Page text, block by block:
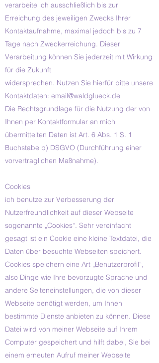
verarbeite ich ausschließlich bis zur
Erreichung des jeweiligen Zwecks Ihrer
Kontaktaufnahme, maximal jedoch bis zu 7
Tage nach Zweckerreichung. Dieser
Verarbeitung können Sie jederzeit mit Wirkung
für die Zukunft
widersprechen. Nutzen Sie hierfür bitte unsere
Kontaktdaten: email@waldglueck.de
Die Rechtsgrundlage für die Nutzung der von
Ihnen per Kontaktformular an mich
übermittelten Daten ist Art. 6 Abs. 1 S. 1
Buchstabe b) DSGVO (Durchführung einer
vorvertraglichen Maßnahme).
Cookies
ich benutze zur Verbesserung der
Nutzerfreundlichkeit auf dieser Webseite
sogenannte „Cookies“. Sehr vereinfacht
gesagt ist ein Cookie eine kleine Textdatei, die
Daten über besuchte Webseiten speichert.
Cookies speichern eine Art „Benutzerprofil“,
also Dinge wie Ihre bevorzugte Sprache und
andere Seiteneinstellungen, die von dieser
Webseite benötigt werden, um Ihnen
bestimmte Dienste anbieten zu können. Diese
Datei wird von meiner Webseite auf Ihrem
Computer gespeichert und hilft dabei, Sie bei
einem erneuten Aufruf meiner Webseite